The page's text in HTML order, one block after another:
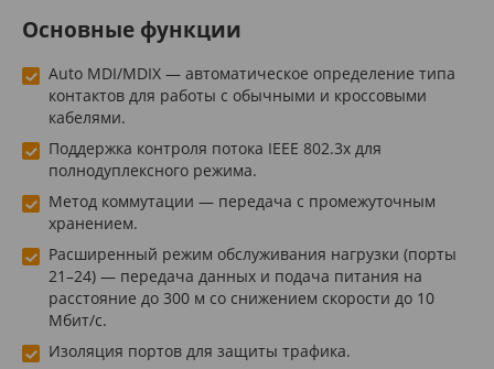
Основные функции
Auto MDI/MDIX — автоматическое определение типа
контактов для работы с обычными и кроссовыми
кабелями.
Поддержка контроля потока IEEE 802.3x для
полнодуплексного режима.
Метод коммутации — передача с промежуточным
хранением.
Расширенный режим обслуживания нагрузки (порты
21–24) — передача данных и подача питания на
расстояние до 300 м со снижением скорости до 10
Мбит/с.
Изоляция портов для защиты трафика.